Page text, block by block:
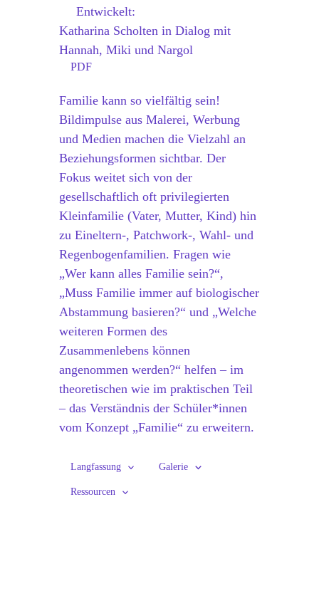
Entwickelt:
Katharina Scholten in Dialog mit
Hannah, Miki und Nargol
PDF
Familie kann so vielfältig sein!
Bildimpulse aus Malerei, Werbung
und Medien machen die Vielzahl an
Beziehungsformen sichtbar. Der
Fokus weitet sich von der
gesellschaftlich oft privilegierten
Kleinfamilie (Vater, Mutter, Kind) hin
zu Eineltern-, Patchwork-, Wahl- und
Regenbogenfamilien. Fragen wie
„Wer kann alles Familie sein?“,
„Muss Familie immer auf biologischer
Abstammung basieren?“ und „Welche
weiteren Formen des
Zusammenlebens können
angenommen werden?“ helfen – im
theoretischen wie im praktischen Teil
– das Verständnis der Schüler*innen
vom Konzept „Familie“ zu erweitern.
Langfassung Galerie
Ressourcen